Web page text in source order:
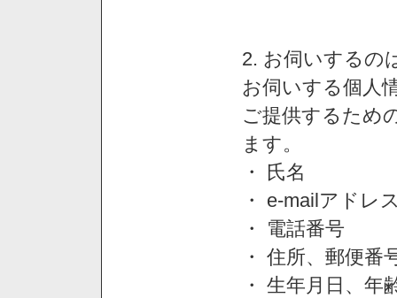
2. お伺いするの
お伺いする個人
ご提供するため
ます。
・ 氏名
・ e-mailアドレ
・ 電話番号
・ 住所、郵便番
・ 生年月日、年